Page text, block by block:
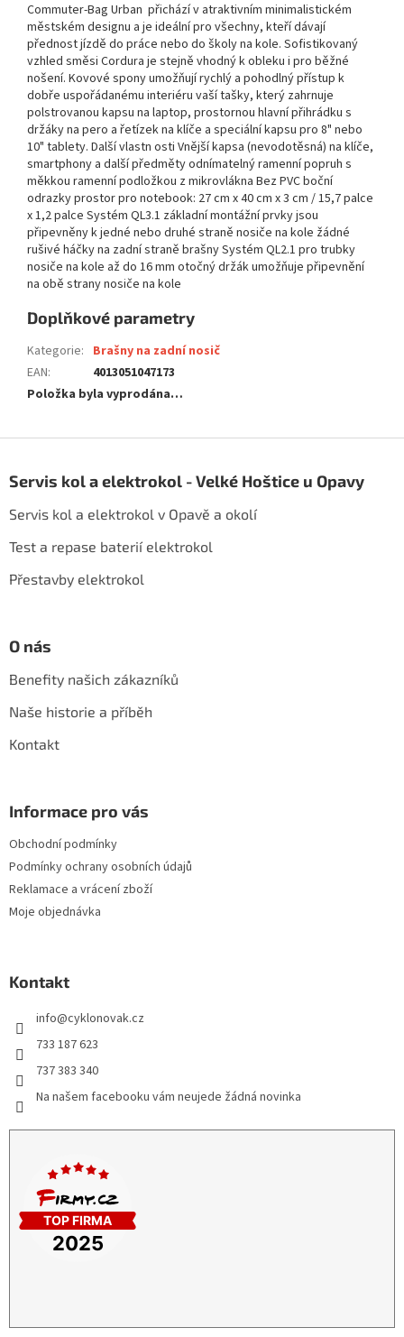
Commuter-Bag Urban přichází v atraktivním minimalistickém
městském designu a je ideální pro všechny, kteří dávají
přednost jízdě do práce nebo do školy na kole. Sofistikovaný
vzhled směsi Cordura je stejně vhodný k obleku i pro běžné
nošení. Kovové spony umožňují rychlý a pohodlný přístup k
dobře uspořádanému interiéru vaší tašky, který zahrnuje
polstrovanou kapsu na laptop, prostornou hlavní přihrádku s
držáky na pero a řetízek na klíče a speciální kapsu pro 8" nebo
10" tablety. Další vlastn osti Vnější kapsa (nevodotěsná) na klíče,
smartphony a další předměty odnímatelný ramenní popruh s
měkkou ramenní podložkou z mikrovlákna Bez PVC boční
odrazky prostor pro notebook: 27 cm x 40 cm x 3 cm / 15,7 palce
x 1,2 palce Systém QL3.1 základní montážní prvky jsou
připevněny k jedné nebo druhé straně nosiče na kole žádné
rušivé háčky na zadní straně brašny Systém QL2.1 pro trubky
nosiče na kole až do 16 mm otočný držák umožňuje připevnění
na obě strany nosiče na kole
Doplňkové parametry
Kategorie: Brašny na zadní nosič
EAN:
4013051047173
Položka byla vyprodána…
pServis kol a elektrokol - Velké Hoštice u Opavy
Servis kol a elektrokol v Opavě a okolí
Test a repase baterií elektrokol
Přestavby elektrokol
O nás
Benefity našich zákazníků
Naše historie a příběh
Kontakt
Informace pro vás
Obchodní podmínky
Podmínky ochrany osobních údajů
Reklamace a vrácení zboží
Moje objednávka
Kontakt
info@cyklonovak.cz
733 187 623
737 383 340
Na našem facebooku vám neujede žádná novinka